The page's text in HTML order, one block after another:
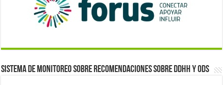
Sistema de monitoreo sobre recomendaciones sobre DDHH y ODS